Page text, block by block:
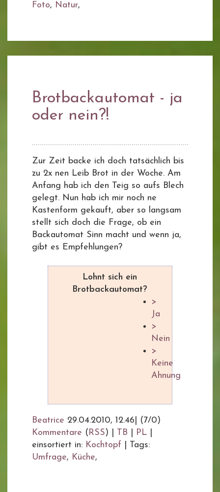
Foto, Natur,
Brotbackautomat - ja
oder nein?!
Zur Zeit backe ich doch tatsächlich bis
zu 2x nen Leib Brot in der Woche. Am
Anfang hab ich den Teig so aufs Blech
gelegt. Nun hab ich mir noch ne
Kastenform gekauft, aber so langsam
stellt sich doch die Frage, ob ein
Backautomat Sinn macht und wenn ja,
gibt es Empfehlungen?
Lohnt sich ein
Brotbackautomat?
>
Ja
>
Nein
>
Keine
Ahnung
Beatrice 29.04.2010, 12.46
(7/0)
Kommentare ( RSS) | TB PL
einsortiert in: Kochtopf
Tags:
Umfrage, Küche,